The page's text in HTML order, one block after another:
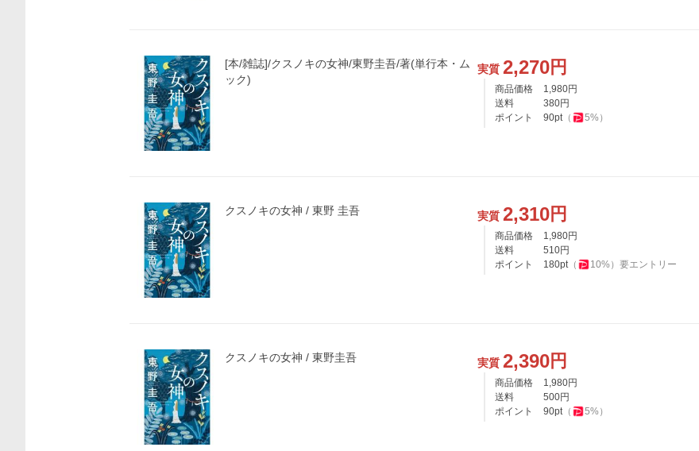
[本/雑誌]/クスノキの女神/東野圭吾/著(単行本・ム
ック)
実質 2,270円
商品価格 1,980円
送料
380円
ポイント
90pt（ 5%）
クスノキの女神 / 東野 圭吾 実質 2,310円
商品価格 1,980円
送料
510円
ポイント
180pt（ 10%） 要エントリー
クスノキの女神 / 東野圭吾 実質 2,390円
商品価格 1,980円
送料
500円
ポイント
90pt（ 5%）